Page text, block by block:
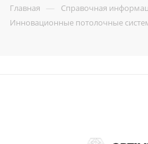
Главная — Справочная
Инновационные потолочные